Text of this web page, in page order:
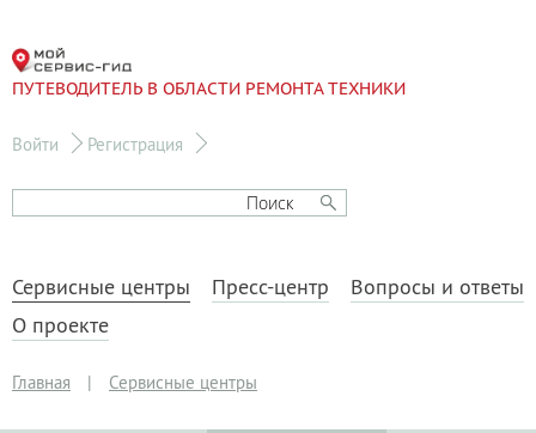
ПУТЕВОДИТЕЛЬ В ОБЛАСТИ РЕМОНТА ТЕХНИКИ
Войти Регистрация
Сервисные центры Пресс-центр
Вопросы и ответы
О проекте
Главная | Сервисные центры